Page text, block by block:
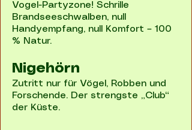
Vogel-Partyzone! Schrille
Brandseeschwalben, null
Handyempfang, null Komfort – 100
% Natur.
Nigehörn
Zutritt nur für Vögel, Robben und
Forschende. Der strengste „Club“
der Küste.